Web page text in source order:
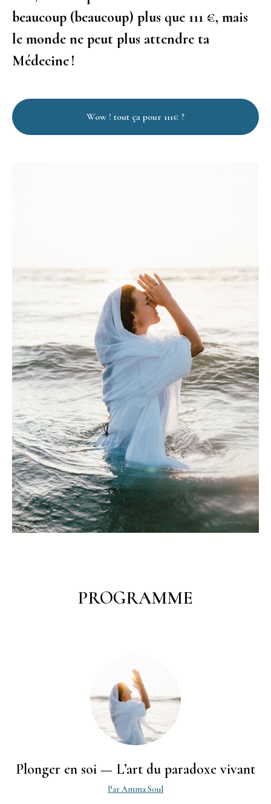
beaucoup (beaucoup) plus que 111 €, mais
le monde ne peut plus attendre ta
Médecine !
Wow ! tout ça pour 111€ ?
PROGRAMME
Plonger en soi — L’art du paradoxe vivant
Par Amma Soul